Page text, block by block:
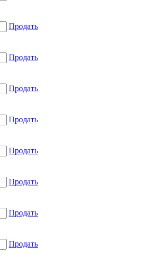
Продать
Продать
Продать
Продать
Продать
Продать
Продать
Продать